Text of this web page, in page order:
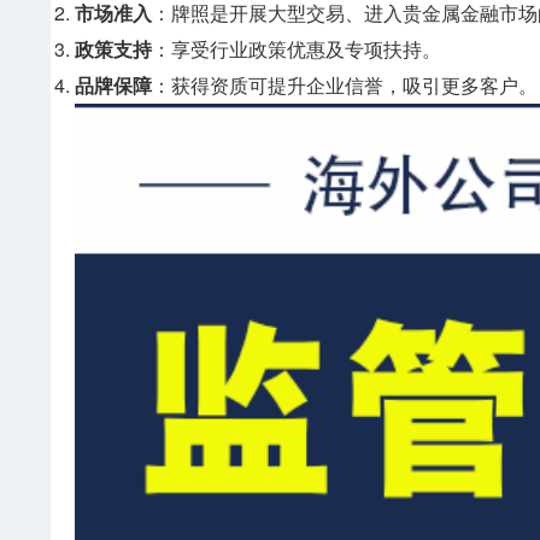
市场准入 ：牌照是开展大型交易、进入贵金属金融市
政策支持：享受行业政策优惠及专项扶持。
品牌保障 ：获得资质可提升企业信誉，吸引更多客户。